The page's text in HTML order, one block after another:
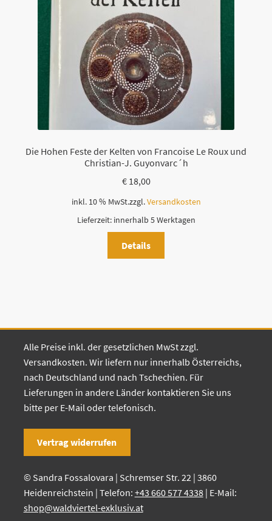
Die Hohen Feste der Kelten von Francoise Le Roux und
Christian-J. Guyonvarc´h
€18,00
inkl. 10 % MwSt.zzgl.Versandkosten
Lieferzeit: innerhalb 5 Werktagen
Details
Alle Preise inkl. der gesetzlichen MwSt zzgl.
Versandkosten. Wir liefern nur innerhalb Österreichs,
nach Deutschland und nach Tschechien. Für
Lieferungen in andere Länder kontaktieren Sie uns
bitte per E-Mail oder telefonisch.
Vertrag widerrufen
© Sandra Fossalovara | Schremser Str. 22 | 3860
Heidenreichstein | Telefon: +43 660 577 4338| E-Mail:
shop@waldviertel-exklusiv.at